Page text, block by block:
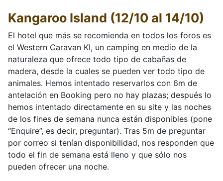
Kangaroo Island (12/10 al 14/10)
El hotel que más se recomienda en todos los foros es
el Western Caravan KI, un camping en medio de la
naturaleza que ofrece todo tipo de cabañas de
madera, desde la cuales se pueden ver todo tipo de
animales. Hemos intentado reservarlos con 6m de
antelación en Booking pero no hay plazas; después lo
hemos intentado directamente en su site y las noches
de los fines de semana nunca están disponibles (pone
“Enquire”, es decir, preguntar). Tras 5m de preguntar
por correo si tenían disponibilidad, nos responden que
todo el fin de semana está lleno y que sólo nos
pueden ofrecer una noche.